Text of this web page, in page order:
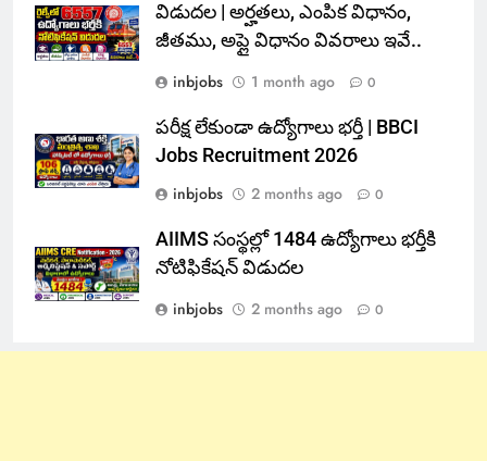
విడుదల | అర్హతలు, ఎంపిక విధానం,
జీతము, అప్లై విధానం వివరాలు ఇవే..
inbjobs
1 month ago 0
పరీక్ష లేకుండా ఉద్యోగాలు భర్తీ | BBCI
Jobs Recruitment 2026
inbjobs
2 months ago 0
AIIMS సంస్థల్లో 1484 ఉద్యోగాలు భర్తీకి
నోటిఫికేషన్ విడుదల
inbjobs
2 months ago 0